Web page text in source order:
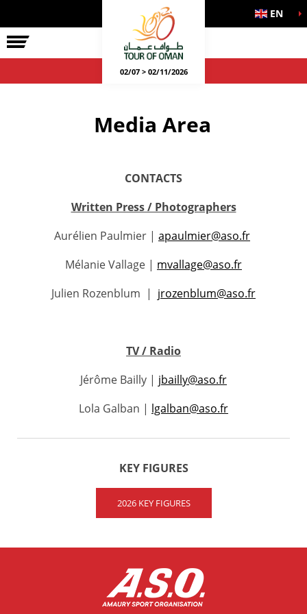
EN
02/07 > 02/11/2026
Media Area
CONTACTS
Written Press / Photographers
Aurélien Paulmier | apaulmier@aso.fr
Mélanie Vallage | mvallage@aso.fr
Julien Rozenblum | jrozenblum@aso.fr
TV / Radio
Jérôme Bailly | jbailly@aso.fr
Lola Galban | lgalban@aso.fr
KEY FIGURES
2026 KEY FIGURES